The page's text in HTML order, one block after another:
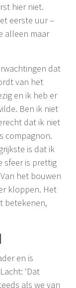
hier niet.
eerste uur –
alleen maar
dat
van het
en ik heb er
Ben ik niet
dat ik niet
compagnon.
is dat ik
sfeer is prettig
het bouwen
kloppen. Het
betekenen,
en is
‘Dat
als we van